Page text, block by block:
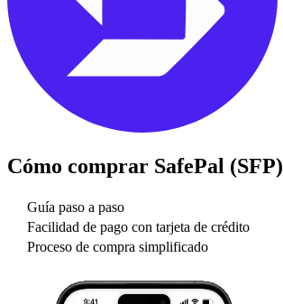
Cómo comprar SafePal (SFP)
Guía paso a paso
Facilidad de pago con tarjeta de crédito
Proceso de compra simplificado